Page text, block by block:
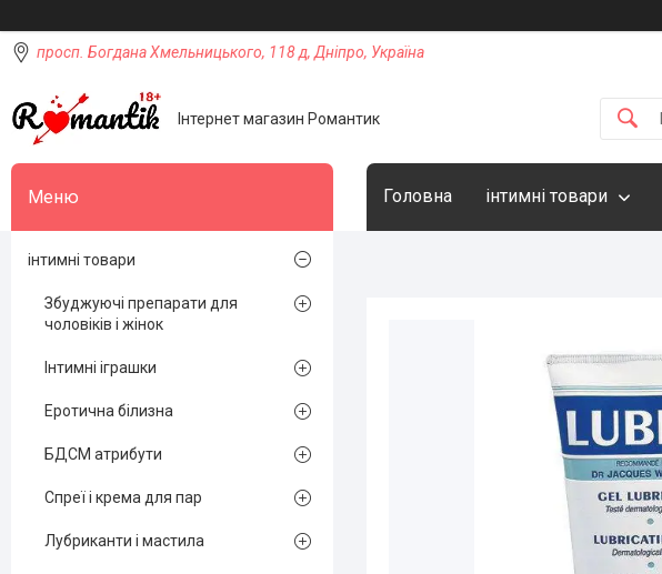
просп. Богдана Хмельницького, 118 д, Дніпро, Україна
Інтернет магазин Романтик
Головна інтимні товари
інтимні товари
Збуджуючі препарати для
чоловіків і жінок
Інтимні іграшки
Еротична білизна
БДСМ атрибути
Спреї і крема для пар
Лубриканти і мастила